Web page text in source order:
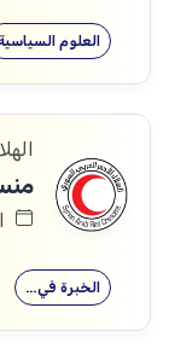
العلوم
الخبرة في…